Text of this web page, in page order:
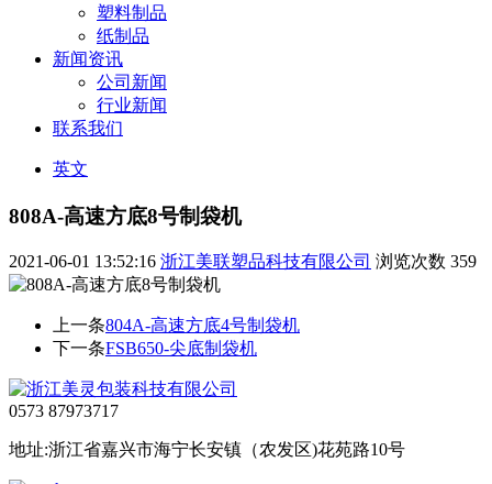
塑料制品
纸制品
新闻资讯
公司新闻
行业新闻
联系我们
英文
808A-高速方底8号制袋机
2021-06-01 13:52:16 浙江美联塑品科技有限公司 浏览次数 359
上一条804A-高速方底4号制袋机
下一条FSB650-尖底制袋机
0573 87973717
地址:浙江省嘉兴市海宁长安镇（农发区)花苑路10号